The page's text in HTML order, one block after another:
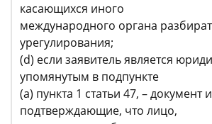
касающихся иного
международного органа
урегулирования;
(d) если заявитель является
упомянутым в подпункте
(a) пункта 1 статьи 47, – документ
подтверждающие, что лицо,